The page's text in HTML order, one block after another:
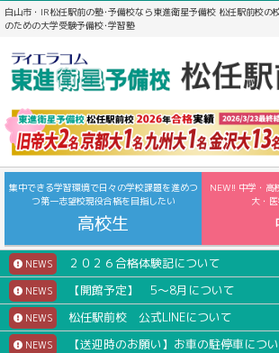
白山市・IR松任駅前の塾･予備校なら東進衛星予備校 松任駅前校の
のための大学受験予備校･学習塾
集中できる学習環境で日々の学校課題を進めつ
つ第一志望校現役合格を目指したい
高校生
NEW!! 中学・高
大・
NEWS ２０２６合格体験記について
NEWS 【開館予定】 5～8月について
NEWS 松任駅前校 公式LINEについて
NEWS 【送迎時のお願い】お車の駐停車につ